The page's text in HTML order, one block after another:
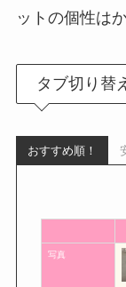
ットの個性は
タブ切り替
おすすめ順！
写真